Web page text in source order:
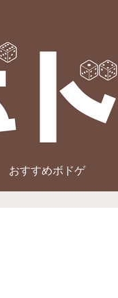
おすすめボドゲ